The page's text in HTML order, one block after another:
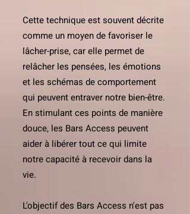
Cette technique est souvent décrite
comme un moyen de favoriser le
lâcher-prise, car elle permet de
relâcher les pensées, les émotions
et les schémas de comportement
qui peuvent entraver notre bien-être.
En stimulant ces points de manière
douce, les Bars Access peuvent
aider à libérer tout ce qui limite
notre capacité à recevoir dans la
vie.
L'objectif des Bars Access n'est pas